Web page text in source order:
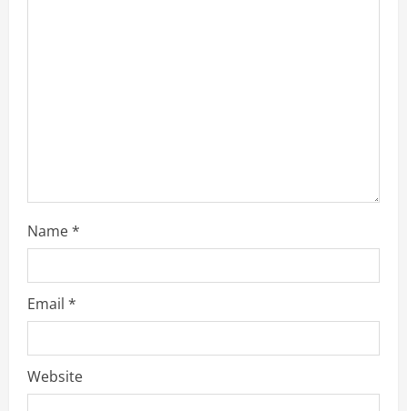
Name*
Email *
Website